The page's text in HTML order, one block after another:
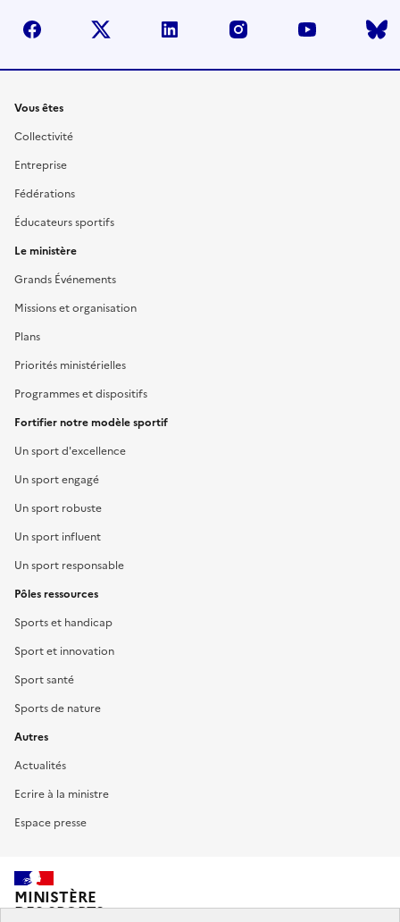
facebook twitter linkedin instagram youtube
Liens
Vous êtes
Collectivité
Entreprise
Fédérations
Éducateurs sportifs
Le ministère
Grands Événements
Missions et organisation
Plans
Priorités ministérielles
Programmes et dispositifs
Fortifier notre modèle sportif
Un sport d'excellence
Un sport engagé
Un sport robuste
Un sport influent
Un sport responsable
Pôles ressources
Sports et handicap
Sport et innovation
Sport santé
Sports de nature
Autres
Actualités
Ecrire à la ministre
Espace presse
MINISTÈRE
DES SPORTS,